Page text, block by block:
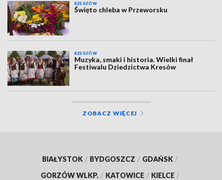
RZESZÓW
Święto chleba w Przeworsku
RZESZÓW
Muzyka, smaki i historia. Wielki finał
Festiwalu Dziedzictwa Kresów
ZOBACZ WIĘCEJ
BIAŁYSTOK / BYDGOSZCZ / GDAŃSK /
GORZÓW WLKP. / KATOWICE / KIELCE /